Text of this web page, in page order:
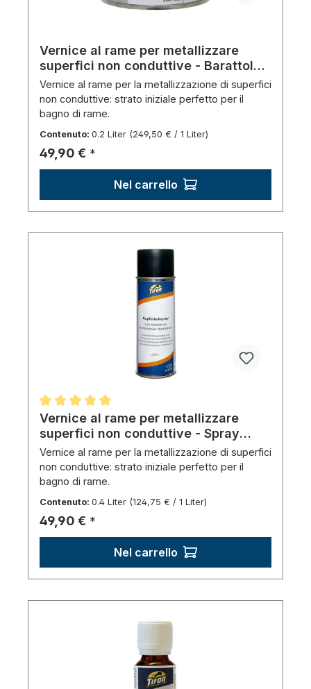
Vernice al rame per metallizzare
superfici non conduttive - Barattolo
(200 ml)
Vernice al rame per la metallizzazione di superfici
non conduttive: strato iniziale perfetto per il
bagno di rame.
Contenuto: 0.2 Liter (249,50 € / 1 Liter)
Prezzo normale:
49,90 € *
Nel carrello
Valutazione media di 5 su 5 stelle
Vernice al rame per metallizzare
superfici non conduttive - Spray
(400 ml)
Vernice al rame per la metallizzazione di superfici
non conduttive: strato iniziale perfetto per il
bagno di rame.
Contenuto: 0.4 Liter (124,75 € / 1 Liter)
Prezzo normale:
49,90 € *
Nel carrello